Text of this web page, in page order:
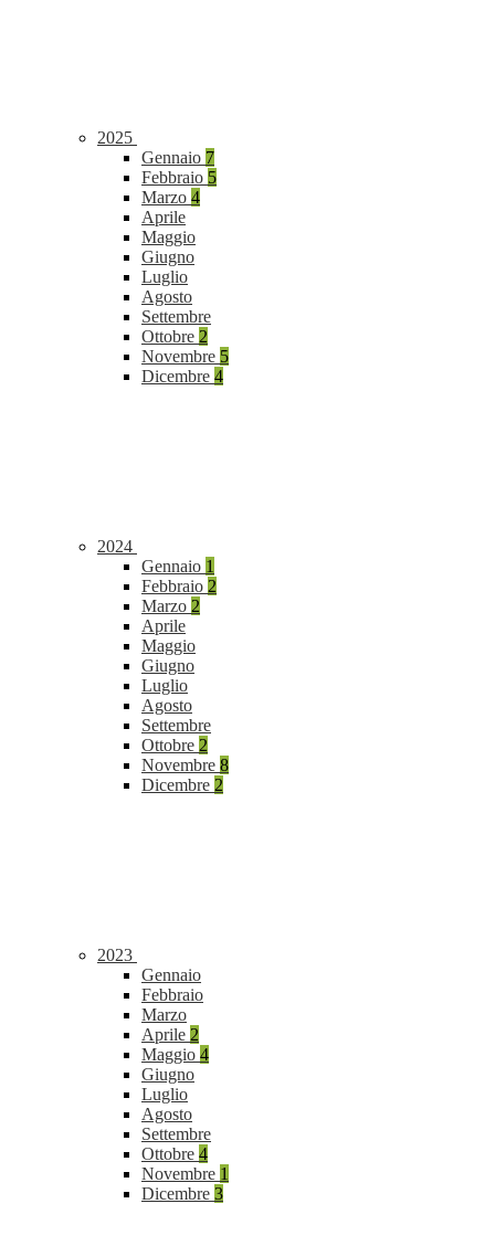
2025
Gennaio 7
Febbraio 5
Marzo 4
Aprile
Maggio
Giugno
Luglio
Agosto
Settembre
Ottobre 2
Novembre 5
Dicembre 4
2024
Gennaio 1
Febbraio 2
Marzo 2
Aprile
Maggio
Giugno
Luglio
Agosto
Settembre
Ottobre 2
Novembre 8
Dicembre 2
2023
Gennaio
Febbraio
Marzo
Aprile 2
Maggio 4
Giugno
Luglio
Agosto
Settembre
Ottobre 4
Novembre 1
Dicembre 3